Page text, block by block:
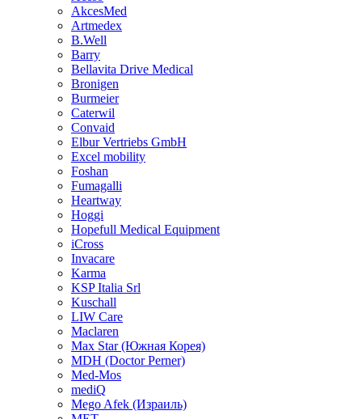
AkcesMed
Artmedex
B.Well
Barry
Bellavita Drive Medical
Bronigen
Burmeier
Caterwil
Convaid
Elbur Vertriebs GmbH
Excel mobility
Foshan
Fumagalli
Heartway
Hoggi
Hopefull Medical Equipment
iCross
Invacare
Karma
KSP Italia Srl
Kuschall
LIW Care
Maclaren
Max Star (Южная Корея)
MDH (Doctor Perner)
Med-Mos
mediQ
Mego Afek (Израиль)